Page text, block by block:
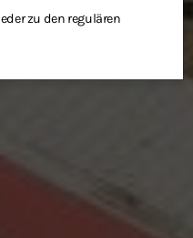
zu den regulären